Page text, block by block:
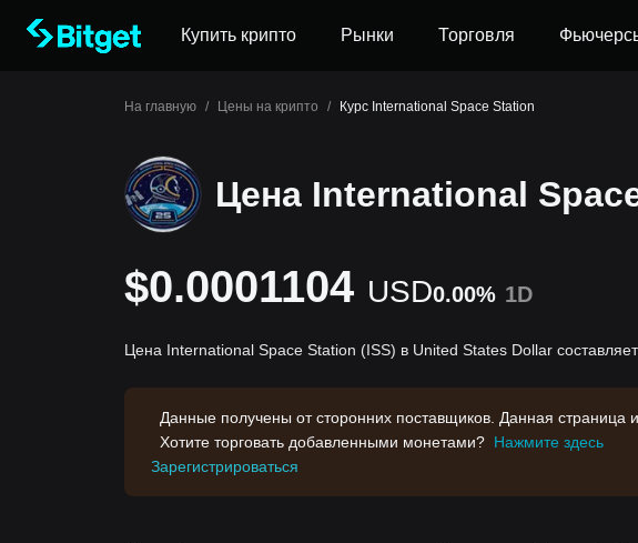
Купить крипто Рынки Торговля
На главную / Цены на крипто / Курс International Space Station
Цена International
$0.0001104 USD0.00% 1D
Цена International Space Station (ISS) в United States Dollar
Данные получены от сторонних поставщиков. Данная
Хотите торговать добавленными монетами? Нажмите здесь
Зарегистрироваться